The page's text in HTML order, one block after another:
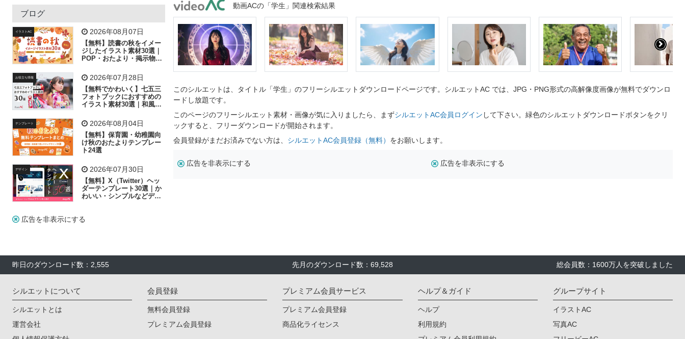
吹き出し
飛行機 グラフ ビル 魚 家族 書類
歩く 工場 会社 太陽 キラキラ
子供 作業員 葉 相談 ピクトグラム
ブログ
イラストAC 2026年08月07日
【無料】読書の秋をイメー
ジしたイラスト素材30選｜
POP・おたより・掲示物に
お役立ち情報 2026年07月28日
【無料でかわいく】七五三
フォトブックにおすすめの
イラスト素材30選｜和風の
テンプレート 2026年08月04日
【無料】保育園・幼稚園向
け秋のおたよりテンプレー
ト24選
デザイン 2026年07月30日
【無料】X（Twitter）ヘッ
ダーテンプレート30選｜か
わいい・シンプルなどデザ
広告を非表示にする
動画ACの「学生」関連検索結果
このシルエットは、タイトル「学生」のフリーシルエットダウンロードページです。シルエットAC では、JPG・PNG形式の高解像度画像が無料でダウンロ
ードし放題です。
このページのフリーシルエット素材・画像が気に入りましたら、まずシルエットAC会員ログイン して下さい。緑色のシルエットダウンロードボタンをクリ
ックすると、フリーダウンロードが開始されます。
会員登録がまだお済みでない方は、 シルエットAC会員登録（無料） をお願いします。
広告を非表示にする 広告を非表示にする
昨日のダウンロード数：2,555 先月のダウンロード数：69,528 総会員数：1600万人を突破しました
シルエットについて
シルエットとは
運営会社
会員登録
無料会員登録
プレミアム会員登録
プレミアム会員サービス
プレミアム会員登録
商品化ライセンス
ヘルプ＆ガイド
ヘルプ
利用規約
グループサイト
イラストAC
写真AC